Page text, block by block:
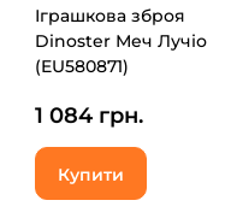
Іграшкова зброя
Dinoster Меч Лучіо
(EU580871)
1 084 грн.
Купити